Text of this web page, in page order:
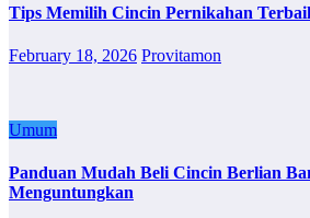
Tips Memilih Cincin Pernikahan
February 18, 2026 Provitamon
Umum
Panduan Mudah Beli Cincin Berlian
Menguntungkan